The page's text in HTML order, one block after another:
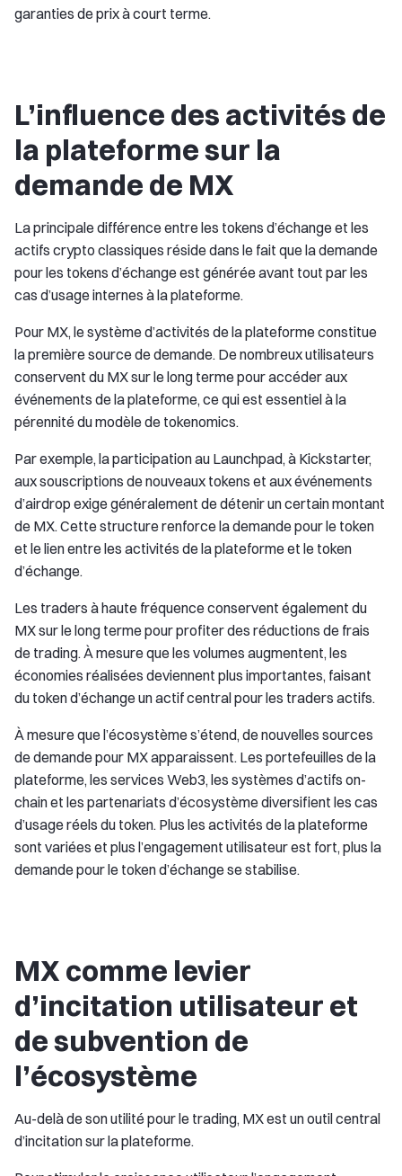
garanties de prix à court terme.
L’influence des activités de
la plateforme sur la
demande de MX
La principale différence entre les tokens d’échange et les
actifs crypto classiques réside dans le fait que la demande
pour les tokens d’échange est générée avant tout par les
cas d’usage internes à la plateforme.
Pour MX, le système d’activités de la plateforme constitue
la première source de demande. De nombreux utilisateurs
conservent du MX sur le long terme pour accéder aux
événements de la plateforme, ce qui est essentiel à la
pérennité du modèle de tokenomics.
Par exemple, la participation au Launchpad, à Kickstarter,
aux souscriptions de nouveaux tokens et aux événements
d’airdrop exige généralement de détenir un certain montant
de MX. Cette structure renforce la demande pour le token
et le lien entre les activités de la plateforme et le token
d’échange.
Les traders à haute fréquence conservent également du
MX sur le long terme pour profiter des réductions de frais
de trading. À mesure que les volumes augmentent, les
économies réalisées deviennent plus importantes, faisant
du token d’échange un actif central pour les traders actifs.
À mesure que l’écosystème s’étend, de nouvelles sources
de demande pour MX apparaissent. Les portefeuilles de la
plateforme, les services Web3, les systèmes d’actifs on-
chain et les partenariats d’écosystème diversifient les cas
d’usage réels du token. Plus les activités de la plateforme
sont variées et plus l’engagement utilisateur est fort, plus la
demande pour le token d’échange se stabilise.
MX comme levier
d’incitation utilisateur et
de subvention de
l’écosystème
Au-delà de son utilité pour le trading, MX est un outil central
d’incitation sur la plateforme.